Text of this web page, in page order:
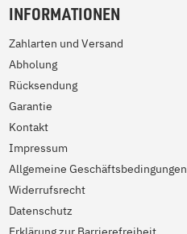
INFORMATIONEN
Zahlarten und Versand
Abholung
Rücksendung
Garantie
Kontakt
Impressum
Allgemeine Geschäftsbedingungen
Widerrufsrecht
Datenschutz